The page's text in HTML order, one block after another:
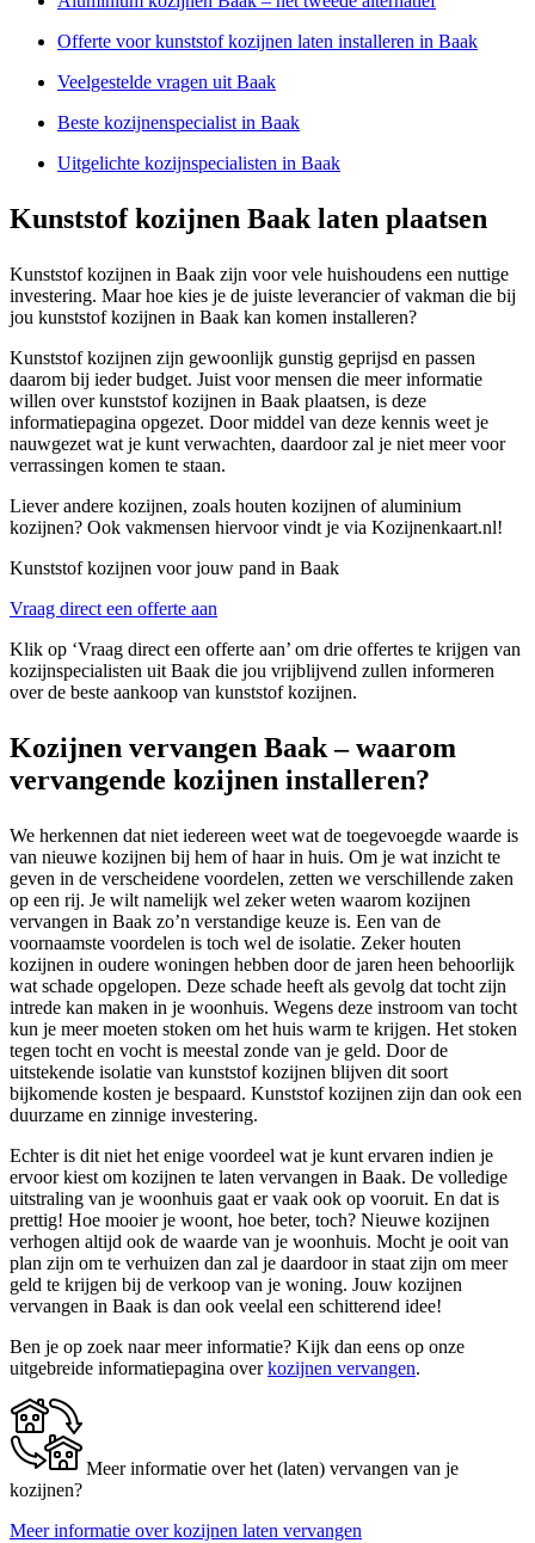
Offerte voor kunststof kozijnen laten installeren in Baak
Veelgestelde vragen uit Baak
Beste kozijnenspecialist in Baak
Uitgelichte kozijnspecialisten in Baak
Kunststof kozijnen Baak laten plaatsen
Kunststof kozijnen in Baak zijn voor vele huishoudens een nuttige
investering. Maar hoe kies je de juiste leverancier of vakman die bij
jou kunststof kozijnen in Baak kan komen installeren?
Kunststof kozijnen zijn gewoonlijk gunstig geprijsd en passen
daarom bij ieder budget. Juist voor mensen die meer informatie
willen over kunststof kozijnen in Baak plaatsen, is deze
informatiepagina opgezet. Door middel van deze kennis weet je
nauwgezet wat je kunt verwachten, daardoor zal je niet meer voor
verrassingen komen te staan.
Liever andere kozijnen, zoals houten kozijnen of aluminium
kozijnen? Ook vakmensen hiervoor vindt je via Kozijnenkaart.nl!
Kunststof kozijnen voor jouw pand in Baak
Vraag direct een offerte aan
Klik op ‘Vraag direct een offerte aan’ om drie offertes te krijgen van
kozijnspecialisten uit Baak die jou vrijblijvend zullen informeren
over de beste aankoop van kunststof kozijnen.
Kozijnen vervangen Baak – waarom
vervangende kozijnen installeren?
We herkennen dat niet iedereen weet wat de toegevoegde waarde is
van nieuwe kozijnen bij hem of haar in huis. Om je wat inzicht te
geven in de verscheidene voordelen, zetten we verschillende zaken
op een rij. Je wilt namelijk wel zeker weten waarom kozijnen
vervangen in Baak zo’n verstandige keuze is. Een van de
voornaamste voordelen is toch wel de isolatie. Zeker houten
kozijnen in oudere woningen hebben door de jaren heen behoorlijk
wat schade opgelopen. Deze schade heeft als gevolg dat tocht zijn
intrede kan maken in je woonhuis. Wegens deze instroom van tocht
kun je meer moeten stoken om het huis warm te krijgen. Het stoken
tegen tocht en vocht is meestal zonde van je geld. Door de
uitstekende isolatie van kunststof kozijnen blijven dit soort
bijkomende kosten je bespaard. Kunststof kozijnen zijn dan ook een
duurzame en zinnige investering.
Echter is dit niet het enige voordeel wat je kunt ervaren indien je
ervoor kiest om kozijnen te laten vervangen in Baak. De volledige
uitstraling van je woonhuis gaat er vaak ook op vooruit. En dat is
prettig! Hoe mooier je woont, hoe beter, toch? Nieuwe kozijnen
verhogen altijd ook de waarde van je woonhuis. Mocht je ooit van
plan zijn om te verhuizen dan zal je daardoor in staat zijn om meer
geld te krijgen bij de verkoop van je woning. Jouw kozijnen
vervangen in Baak is dan ook veelal een schitterend idee!
Ben je op zoek naar meer informatie? Kijk dan eens op onze
uitgebreide informatiepagina overkozijnen vervangen.
Meer informatie over het (laten) vervangen van je
kozijnen?
Meer informatie over kozijnen laten vervangen